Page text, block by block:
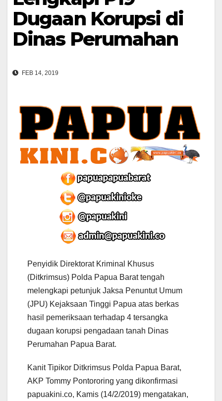
Dugaan Korupsi di
Dinas Perumahan
FEB 14, 2019
Penyidik Direktorat Kriminal Khusus
(Ditkrimsus) Polda Papua Barat tengah
melengkapi petunjuk Jaksa Penuntut Umum
(JPU) Kejaksaan Tinggi Papua atas berkas
hasil pemeriksaan terhadap 4 tersangka
dugaan korupsi pengadaan tanah Dinas
Perumahan Papua Barat.
Kanit Tipikor Ditkrimsus Polda Papua Barat,
AKP Tommy Pontororing yang dikonfirmasi
papuakini.co, Kamis (14/2/2019) mengatakan,